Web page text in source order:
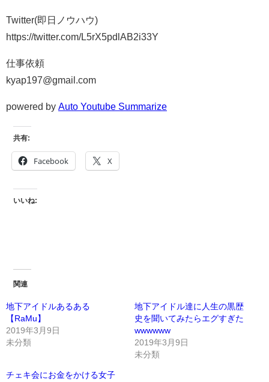
Twitter(即日ノウハウ)
https://twitter.com/L5rX5pdlAB2i33Y
仕事依頼
kyap197@gmail.com
powered by Auto Youtube Summarize
共有:
Facebook X
いいね:
関連
地下アイドルあるある
【RaMu】
2019年3月9日
未分類
地下アイドル達に人生の黒歴
史を聞いてみたらエグすぎた
wwwwww
2019年3月9日
未分類
チェキ会にお金をかける女子